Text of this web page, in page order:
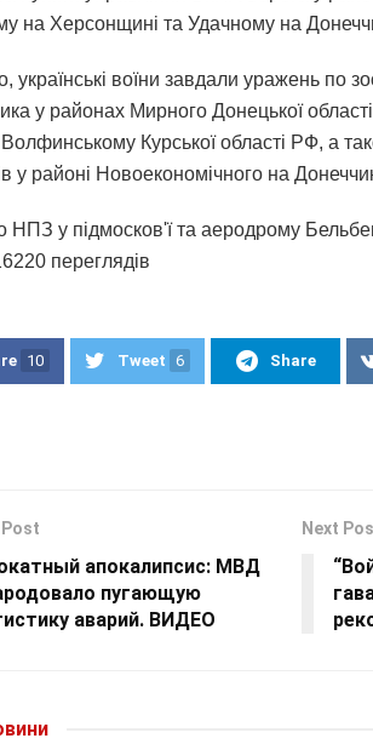
на Херсонщині та Удачному на
українські воїни завдали уражень по
у районах Мирного Донецької
Волфинському Курської області РФ, а
у районі Новоекономічного на
НПЗ у підмосков'ї та аеродрому
переглядiв
10 Tweet 6 Share
апокалипсис: МВД
пугающую
аварий. ВИДЕО
Next